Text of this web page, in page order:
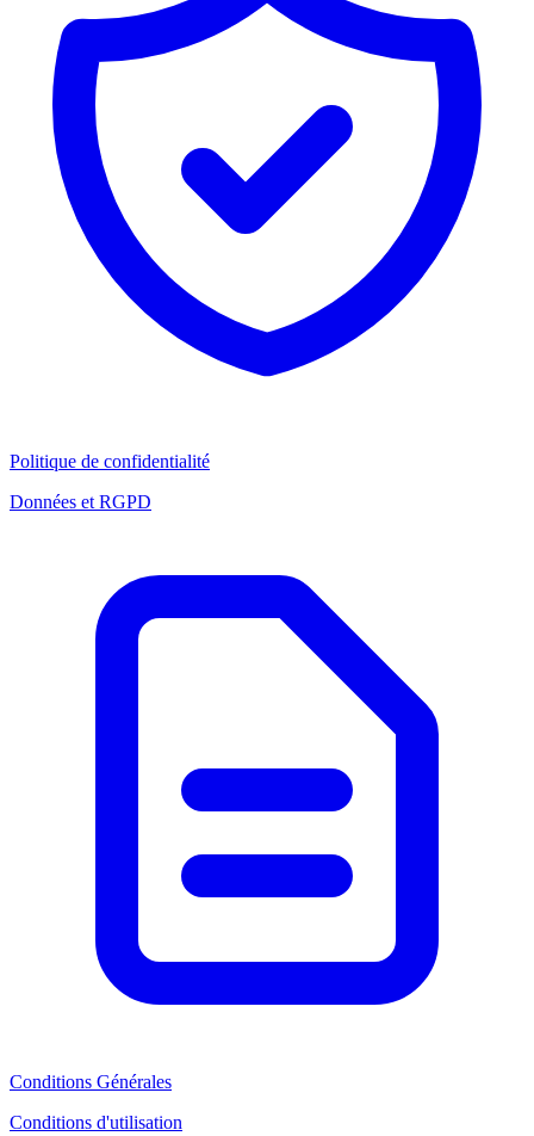
Politique de confidentialité
Données et RGPD
Conditions Générales
Conditions d'utilisation